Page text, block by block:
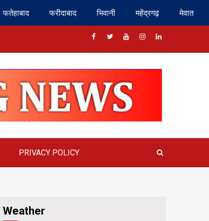
फतेहाबाद फरीदाबाद भिवानी महेंद्रगढ़ मेवात
Facebook
TwitterYoutubeInstragram
Linkedin
PRIVACY POLICY
Weather